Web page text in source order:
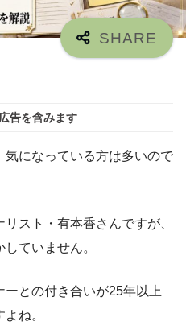
告を含みます
になっている方は多いので
スト・有本香さんですが、
ていません。
との付き合いが25年以上
ね。